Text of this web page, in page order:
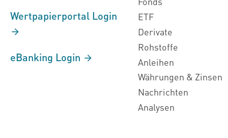
Wertpapierportal Login
eBanking Login
ETF
Derivate
Rohstoffe
Anleihen
Währungen & Zinsen
Nachrichten
Analysen